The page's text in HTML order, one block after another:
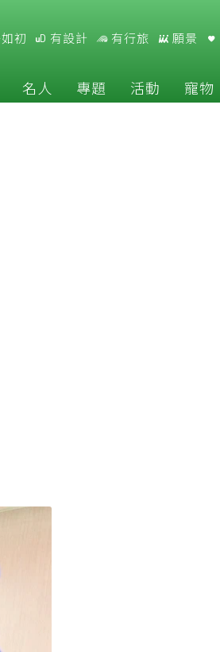
初 有設計 有行旅 願景
名人 專題 活動 寵物